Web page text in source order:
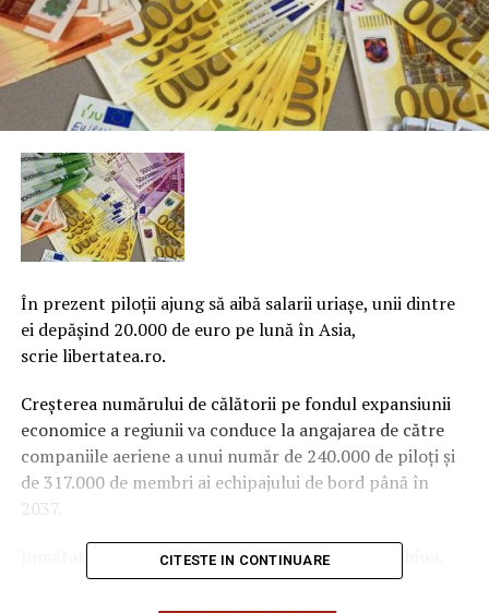
În prezent piloţii ajung să aibă salarii uriaşe, unii dintre
ei depăşind 20.000 de euro pe lună în Asia,
scrie libertatea.ro.
Creşterea numărului de călătorii pe fondul expansiunii
economice a regiunii va conduce la angajarea de către
companiile aeriene a unui număr de 240.000 de piloţi şi
de 317.000 de membri ai echipajului de bord până în
2037.
Jumătate din acest număr va fi necesar doar în China.
CITESTE IN CONTINUARE